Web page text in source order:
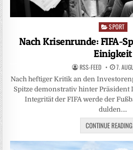
Posted
in
SPORT
Nach Krisenrunde: FIFA-
Einigkeit
RSS-FEED 7.
Nach heftiger Kritik an den
Spitze demonstrativ hinter Präsident
Integrität der FIFA werde der
dulden….
CONTINUE READING